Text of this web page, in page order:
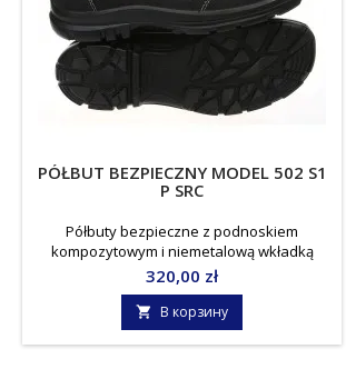
PÓŁBUT BEZPIECZNY MODEL 502 S1
P SRC
Półbuty bezpieczne z podnoskiem
kompozytowym i niemetalową wkładką
antyprzebiciową Norma: EN ISO 20345
jednostka miary: para
Цена
320,00 zł
 В корзину